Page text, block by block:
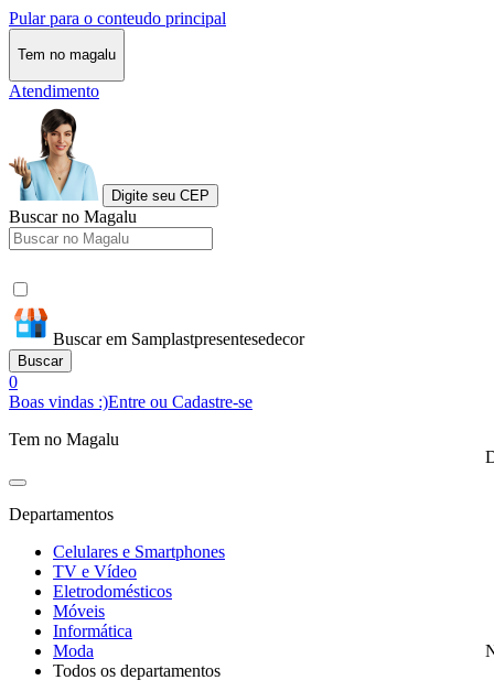
Pular para o conteudo principal
Tem no magalu
Atendimento
Digite seu CEP
Buscar no Magalu
Buscar em Samplastpresentesedecor
Buscar
0
Boas vindas :)Entre ou Cadastre-se
Tem no Magalu
Departamentos
Celulares e Smartphones
TV e Vídeo
Eletrodomésticos
Móveis
Informática
Moda
Todos os departamentos